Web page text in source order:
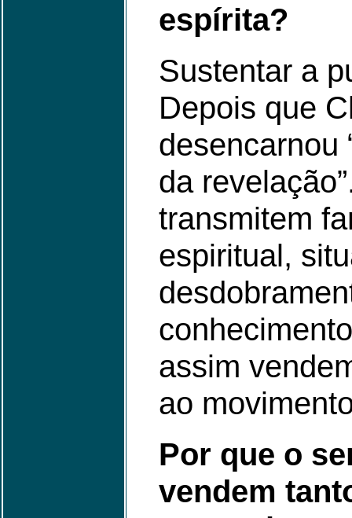
espírita?
Sustentar a
Depois que
desencarnou
da
transmitem
espiritual,
assim
ao
Por que o
vendem